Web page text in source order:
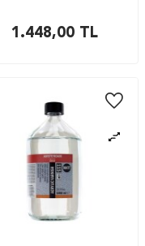
1.448,00TL